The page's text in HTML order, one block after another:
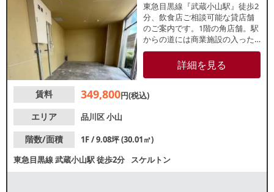
東急目黒線『武蔵小山駅』徒歩2
分、飲食店ご相談可能な貸店舗
のご案内です。1階の角店舗。駅
からの道には商業施設の入った
ビルとタワマンが2棟並んで立
ち、すっきりとした街並みで
す。物販・美容関係・軽飲食な
にご相談ください。
詳細を見る
賃料 349,800円(税込)
エリア
品川区小山
階数/面積
1F / 9.08坪 (30.01㎡)
東急目黒線武蔵小山駅徒歩2分 スケルトン